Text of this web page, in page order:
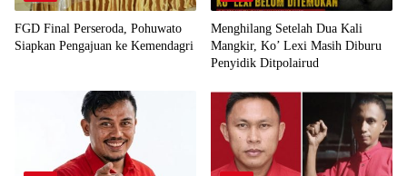
FGD Final Perseroda, Pohuwato
Siapkan Pengajuan ke Kemendagri
Menghilang Setelah Dua Kali
Mangkir, Ko’ Lexi Masih Diburu
Penyidik Ditpolairud